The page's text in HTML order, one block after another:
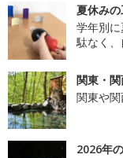
夏休み
学年別
駄なく、
関東・
関東や
2026年